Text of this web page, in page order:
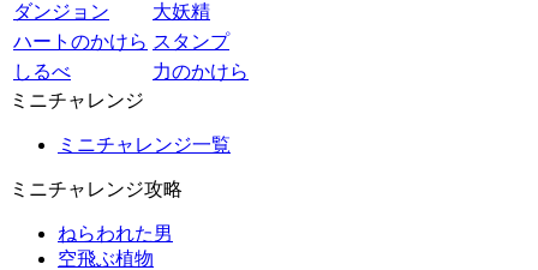
ダンジョン
大妖精
ハートのかけら スタンプ
しるべ
力のかけら
ミニチャレンジ
ミニチャレンジ一覧
ミニチャレンジ攻略
ねらわれた男
空飛ぶ植物